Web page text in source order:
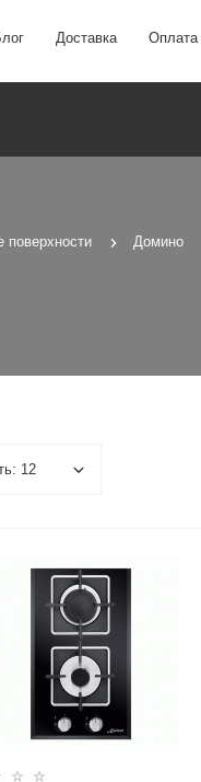
Доставка Оплата
поверхности Домино